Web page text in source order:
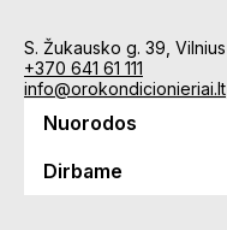
S. Žukausko g. 39, Vilnius
+370 641 61 111
info@orokondicionieriai.lt
Nuorodos
Dirbame